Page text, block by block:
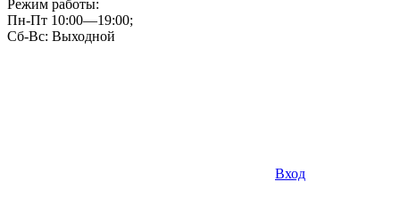
Режим работы:
Пн-Пт 10:00—19:00;
Сб-Вс: Выходной
Вход